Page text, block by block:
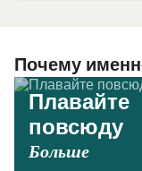
Почему
Плавайте
повсюду
Больше